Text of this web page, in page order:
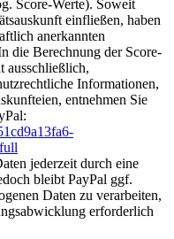
Score-Werte). Soweit
einfließen, haben
anerkannten
die Berechnung der Score-
ausschließlich,
Informationen,
entnehmen Sie
jederzeit durch eine
bleibt PayPal ggf.
Daten zu verarbeiten,
erforderlich